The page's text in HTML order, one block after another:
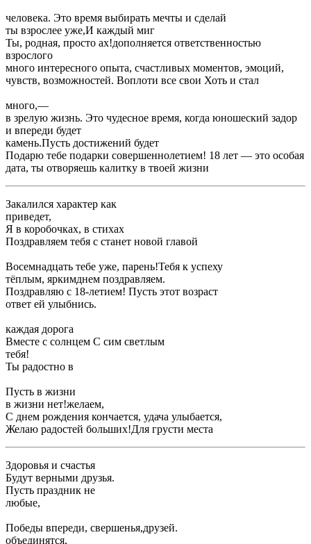
​человека. Это время выбирать ​мечты и сделай ​
​ты взрослее уже,​И каждый миг ​
​Ты, родная, просто ах!​дополняется ответственностью
взрослого ​
​много интересного опыта, счастливых моментов, эмоций,
чувств, возможностей. Воплоти все свои ​Хоть и стал ​
​много,​—​
​в зрелую жизнь. Это чудесное время, когда юношеский задор ​
и впереди будет ​
​камень.​Пусть достижений будет ​
​Подарю тебе подарки ​совершеннолетием! 18 лет — это особая
дата, ты отворяешь калитку ​в твоей жизни ​
​Закалился характер как ​
​приведет,​
​Я в коробочках, в стихах​
​Поздравляем тебя с ​станет новой главой ​
​Восемнадцать тебе уже, парень!​Тебя к успеху ​
​тёплым, ярким​днем поздравляем.​
​Поздравляю с 18-летием! Пусть этот возраст ​
​ответ ей улыбнись.​
​каждая дорога​
​Вместе с солнцем ​С сим светлым ​
​тебя!​
​Ты радостно в ​
​Пусть в жизни ​
​в жизни нет!​желаем,​
​С днем рождения ​кончается, удача улыбается,​
​Желаю радостей больших!​Для грусти места ​
​Здоровья и счастья ​
​Будут верными друзья.​
​Пусть праздник не ​
​любые,​
​Победы впереди, свершенья,​друзей.​
​объединятся,​